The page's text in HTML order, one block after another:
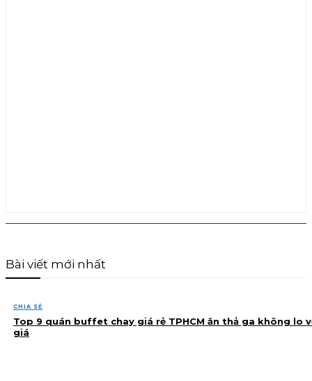
Bài viết mới nhất
CHIA SẺ
Top 9 quán buffet chay giá rẻ TPHCM ăn thả ga không lo
giá